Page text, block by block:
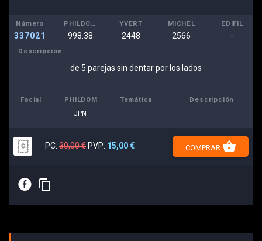
Número
337021
PHILDOM
998.38
YVERT
2448
MICHEL
2566
EDIFIL
-
Descripción
de 5 parejas sin dentar por los lados
Facial PHILDOM Temática Descripción
JPN
PC: 30,00 € PVP: 15,00 € COMPRAR shopping_basket
E content_copy